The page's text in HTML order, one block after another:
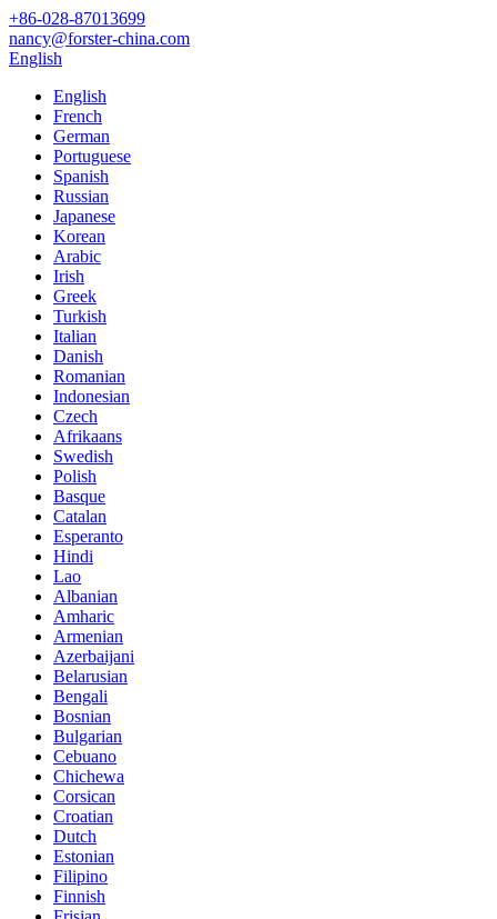
+86-028-87013699
nancy@forster-china.com
English
English
French
German
Portuguese
Spanish
Russian
Japanese
Korean
Arabic
Irish
Greek
Turkish
Italian
Danish
Romanian
Indonesian
Czech
Afrikaans
Swedish
Polish
Basque
Catalan
Esperanto
Hindi
Lao
Albanian
Amharic
Armenian
Azerbaijani
Belarusian
Bengali
Bosnian
Bulgarian
Cebuano
Chichewa
Corsican
Croatian
Dutch
Estonian
Filipino
Finnish